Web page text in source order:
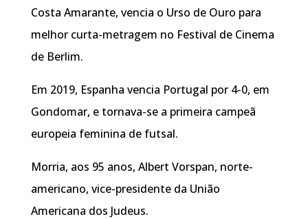
Costa Amarante, vencia o Urso de Ouro para
melhor curta-metragem no Festival de Cinema
de Berlim.
Em 2019, Espanha vencia Portugal por 4-0, em
Gondomar, e tornava-se a primeira campeã
europeia feminina de futsal.
Morria, aos 95 anos, Albert Vorspan, norte-
americano, vice-presidente da União
Americana dos Judeus.